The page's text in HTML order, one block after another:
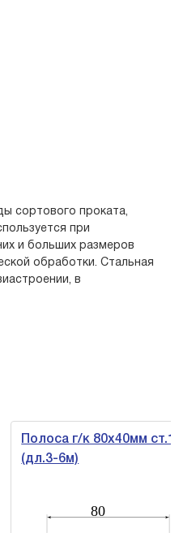
сортового проката,
при
и больших размеров
обработки. Стальная
в
Полоса г/к 80х40мм ст.1-3
(дл.3-6м)